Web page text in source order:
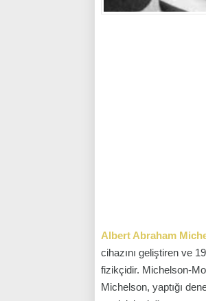
Albert Abraham
cihazını geliştiren ve
fizikçidir. Michelson-
Michelson, yaptığı